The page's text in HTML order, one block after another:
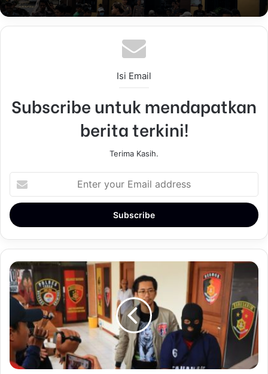
Isi Email
Subscribe untuk mendapatkan
berita terkini!
Terima Kasih.
e
y
u
r
E
i
l
d